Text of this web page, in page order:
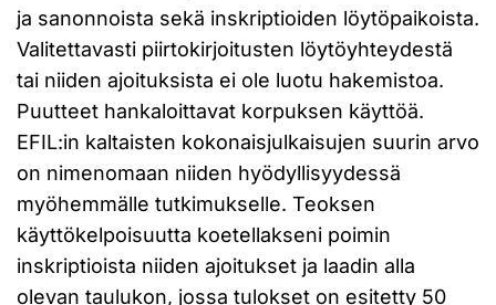
ja sanonnoista sekä inskriptioiden löytöpaikoista.
Valitettavasti piirtokirjoitusten löytöyhteydestä
tai niiden ajoituksista ei ole luotu hakemistoa.
Puutteet hankaloittavat korpuksen käyttöä.
EFIL:in kaltaisten kokonaisjulkaisujen suurin arvo
on nimenomaan niiden hyödyllisyydessä
myöhemmälle tutkimukselle. Teoksen
käyttökelpoisuutta koetellakseni poimin
inskriptioista niiden ajoitukset ja laadin alla
olevan taulukon, jossa tulokset on esitetty 50